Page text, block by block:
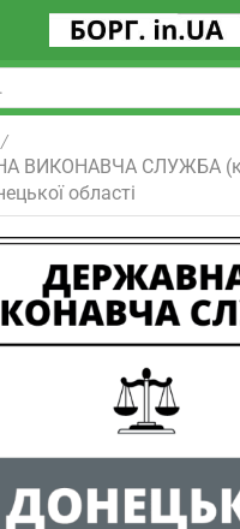
/
ВИКОНАВЧА СЛУЖБА
областi